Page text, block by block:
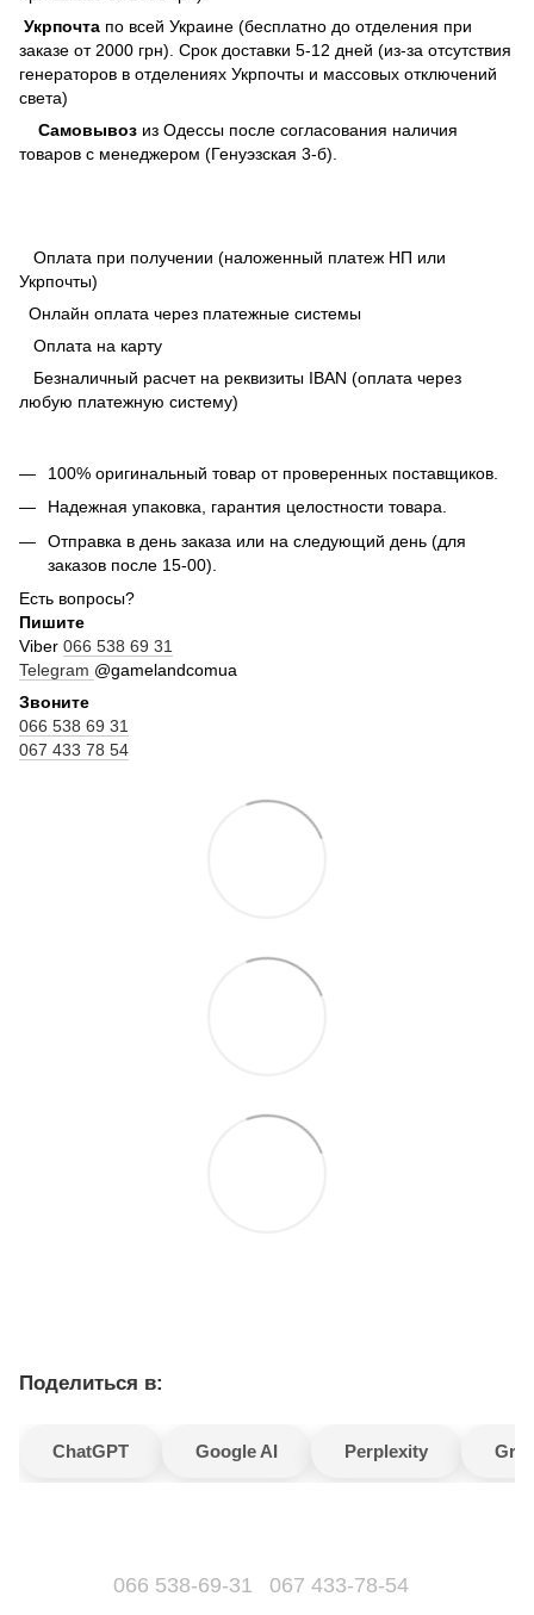
Укрпочта по всей Украине (бесплатно до отделения при
заказе от 2000 грн). Срок доставки 5-12 дней (из-за отсутствия
генераторов в отделениях Укрпочты и массовых отключений
света)
Самовывоз из Одессы после согласования наличия
товаров с менеджером (Генуэзская 3-б).
Оплата при получении (наложенный платеж НП или
Укрпочты)
Онлайн оплата через платежные системы
Оплата на карту
Безналичный расчет на реквизиты IBAN (оплата через
любую платежную систему)
100% оригинальный товар от проверенных поставщиков.
Надежная упаковка, гарантия целостности товара.
Отправка в день заказа или на следующий день (для
заказов после 15-00).
Есть вопросы?
Пишите
Viber 066 538 69 31
Telegram @gamelandcomua
Звоните
066 538 69 31
067 433 78 54
Поделиться в:
ChatGPT Google AI Perplexity
066 538-69-31 067 433-78-54